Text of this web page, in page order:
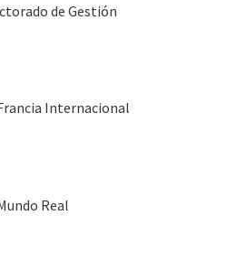
de Gestión
Internacional
Real